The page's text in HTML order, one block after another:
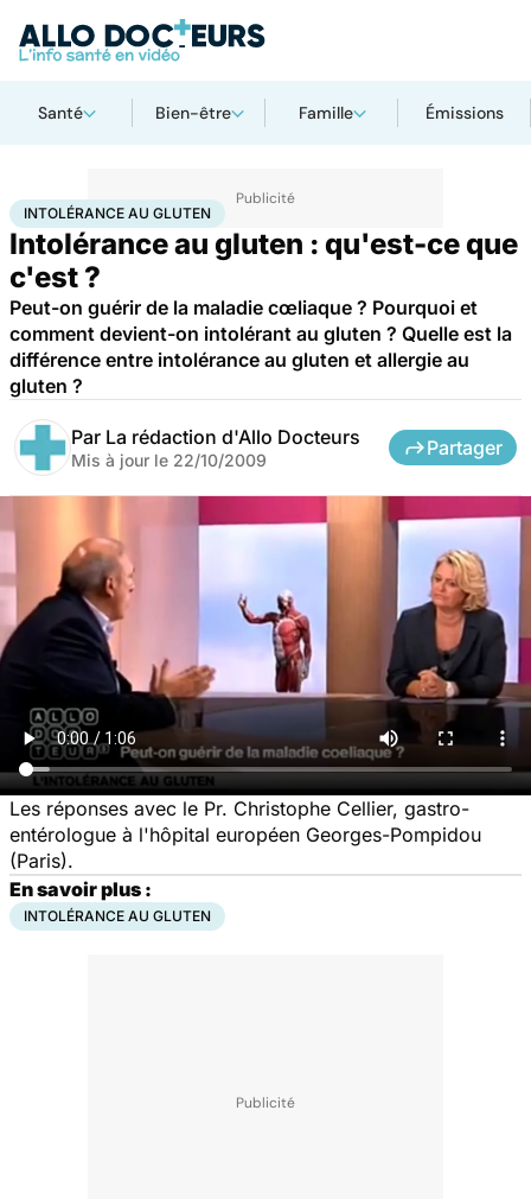
Santé Bien-être Famille Émissions
AccueilSantéIntolérance au gluten
INTOLÉRANCE AU GLUTEN
Intolérance au gluten : qu'est-ce que
c'est ?
Peut-on guérir de la maladie cœliaque ? Pourquoi et
comment devient-on intolérant au gluten ? Quelle est la
différence entre intolérance au gluten et allergie au
gluten ?
Par La rédaction d'Allo Docteurs
Mis à jour le 22/10/2009
Partager
Les réponses avec le Pr. Christophe Cellier, gastro-
entérologue à l'hôpital européen Georges-Pompidou
(Paris).
En savoir plus :
INTOLÉRANCE AU GLUTEN